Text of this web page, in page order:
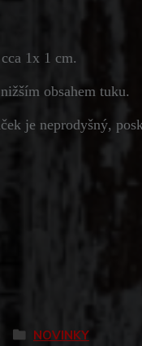
1x 1 cm.
obsahem tuku.
je neprodyšný,
NOVINKY